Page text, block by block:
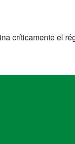
críticamente el